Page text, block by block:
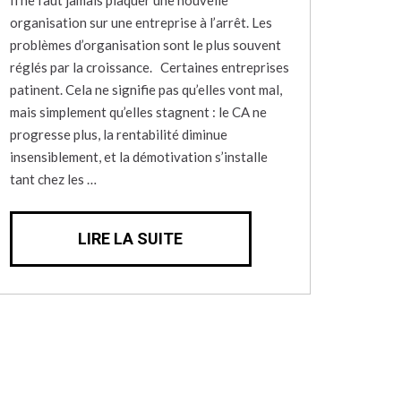
organisation sur une entreprise à l’arrêt. Les
problèmes d’organisation sont le plus souvent
réglés par la croissance. Certaines entreprises
patinent. Cela ne signifie pas qu’elles vont mal,
mais simplement qu’elles stagnent : le CA ne
progresse plus, la rentabilité diminue
insensiblement, et la démotivation s’installe
tant chez les …
LIRE LA SUITE